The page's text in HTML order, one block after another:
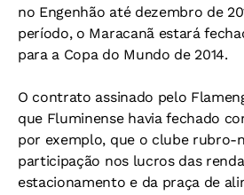
no Engenhão até dezembro de
período, o Maracanã estará
para a Copa do Mundo de 2014.
O contrato assinado pelo
que Fluminense havia fechado
por exemplo, que o clube rubro-
participação nos lucros das
estacionamento e da praça de